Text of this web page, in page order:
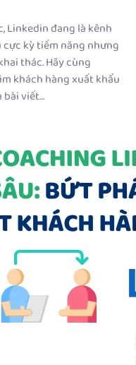
Linkedin đang là kênh
kỳ tiềm năng nhưng
thác. Hãy cùng
khách hàng xuất khẩu
bài viết…